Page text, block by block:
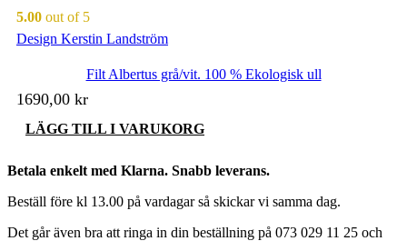
alternativen
på
produktsidan
5.00 out of 5
Design Kerstin Landström
Filt Albertus grå/vit. 100 % Ekologisk ull
1690,00 kr
LÄGG TILL I VARUKORG
Betala enkelt med Klarna. Snabb leverans.
Beställ före kl 13.00 på vardagar så skickar vi samma dag.
Det går även bra att ringa in din beställning på 073 029 11 25 och